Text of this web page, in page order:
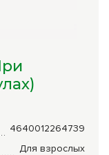
4640012264739
Для взрослых